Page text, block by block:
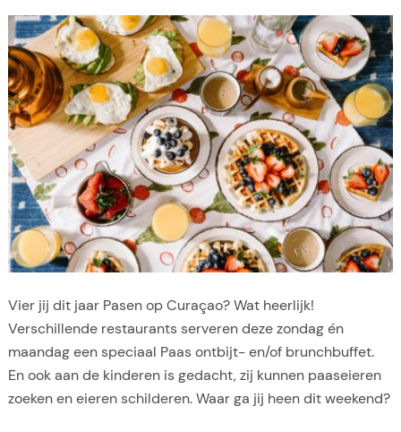
i
t
z
i
c
h
t
o
p
Z
e
n
e
n
S
m
u
l
l
e
n
t
i
d
e
n
s
P
Vier jij dit jaar Pasen op Curaçao? Wat heerlijk!
Verschillende restaurants serveren deze zondag én
maandag een speciaal Paas ontbijt- en/of brunchbuffet.
En ook aan de kinderen is gedacht, zij kunnen paaseieren
zoeken en eieren schilderen. Waar ga jij heen dit weekend?